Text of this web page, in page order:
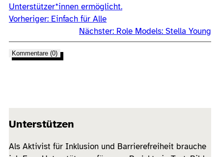
Unterstützer*innen ermöglicht.
Vorheriger: Einfach für Alle
Nächster: Role Models: Stella Young
Kommentare (0)
Unterstützen
Als Aktivist für Inklusion und Barrierefreiheit brauche